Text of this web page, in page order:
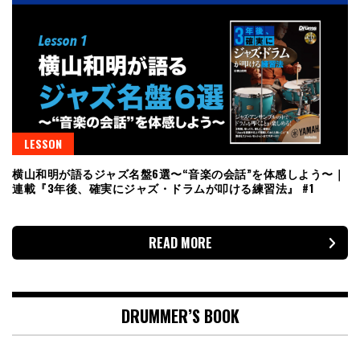
LESSON
横山和明が語るジャズ名盤6選〜“音楽の会話”を体感しよう〜｜
連載『3年後、確実にジャズ・ドラムが叩ける練習法』 #1
READ MORE
DRUMMER’S BOOK